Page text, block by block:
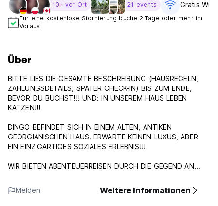
10+ vor Ort 21 events Gratis WiFi
Für eine kostenlose Stornierung buche 2 Tage oder mehr im
Voraus
Über
BITTE LIES DIE GESAMTE BESCHREIBUNG (HAUSREGELN,
ZAHLUNGSDETAILS, SPÄTER CHECK-IN) BIS ZUM ENDE,
BEVOR DU BUCHST!!! UND: IN UNSEREM HAUS LEBEN
KATZEN!!!
DINGO BEFINDET SICH IN EINEM ALTEN, ANTIKEN
GEORGIANISCHEN HAUS. ERWARTE KEINEN LUXUS, ABER
EIN EINZIGARTIGES SOZIALES ERLEBNIS!!!
WIR BIETEN ABENTEUERREISEN DURCH DIE GEGEND AN
(Bitte schick uns eine E-Mail oder buche auf unserer
Website)
Melden Weitere Informationen